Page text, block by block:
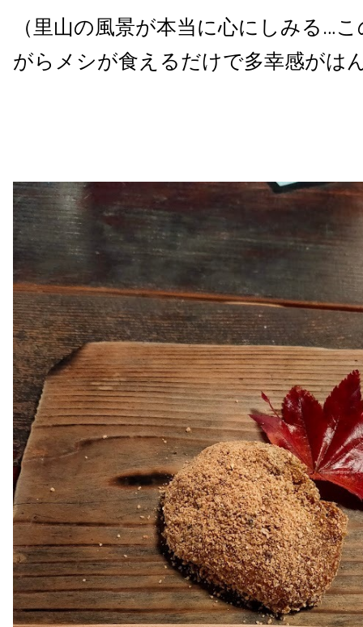
（里山の風景が本当に心にしみる…
がらメシが食えるだけで多幸感がは